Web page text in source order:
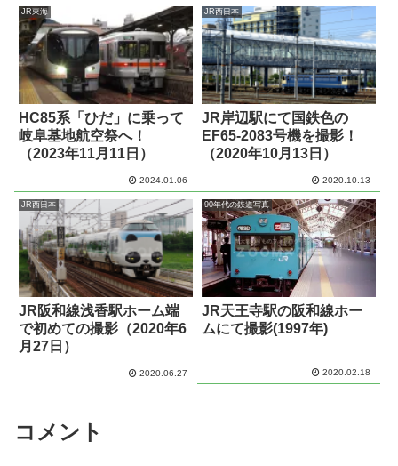
JR東海
HC85系「ひだ」に乗って
岐阜基地航空祭へ！
（2023年11月11日）
2024.01.06
JR西日本
JR岸辺駅にて国鉄色の
EF65-2083号機を撮影！
（2020年10月13日）
2020.10.13
JR西日本
JR阪和線浅香駅ホーム端
で初めての撮影（2020年6
月27日）
2020.06.27
90年代の鉄道写真
JR天王寺駅の阪和線ホー
ムにて撮影(1997年)
2020.02.18
コメント